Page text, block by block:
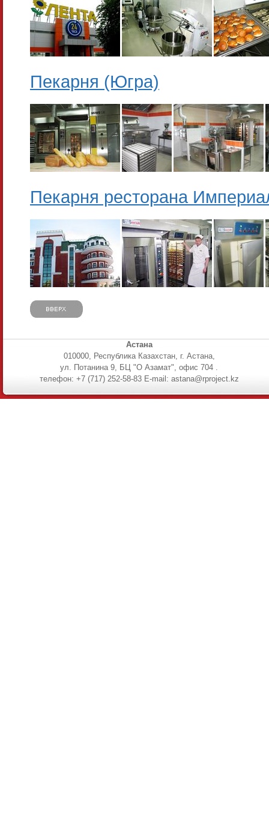
Пекарня (Югра)
Пекарня ресторана
Астана
010000, Республика Казахстан, г. Астана,
ул. Потанина 9, БЦ "О Азамат", офис 704 .
телефон: +7 (717) 252-58-83 E-mail: astana@rproject.kz